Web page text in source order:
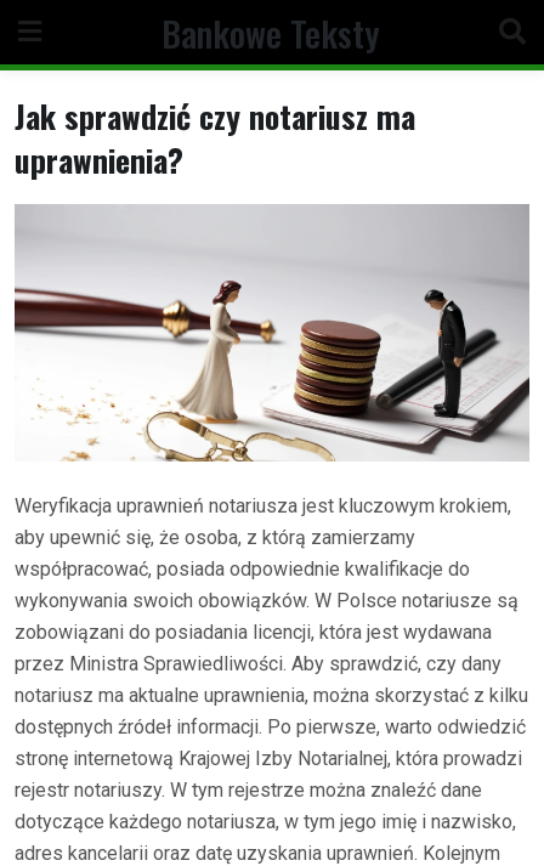
content
Bankowe Teksty
Jak sprawdzić czy notariusz ma
uprawnienia?
Weryfikacja uprawnień notariusza jest kluczowym krokiem,
aby upewnić się, że osoba, z którą zamierzamy
współpracować, posiada odpowiednie kwalifikacje do
wykonywania swoich obowiązków. W Polsce notariusze są
zobowiązani do posiadania licencji, która jest wydawana
przez Ministra Sprawiedliwości. Aby sprawdzić, czy dany
notariusz ma aktualne uprawnienia, można skorzystać z kilku
dostępnych źródeł informacji. Po pierwsze, warto odwiedzić
stronę internetową Krajowej Izby Notarialnej, która prowadzi
rejestr notariuszy. W tym rejestrze można znaleźć dane
dotyczące każdego notariusza, w tym jego imię i nazwisko,
adres kancelarii oraz datę uzyskania uprawnień. Kolejnym